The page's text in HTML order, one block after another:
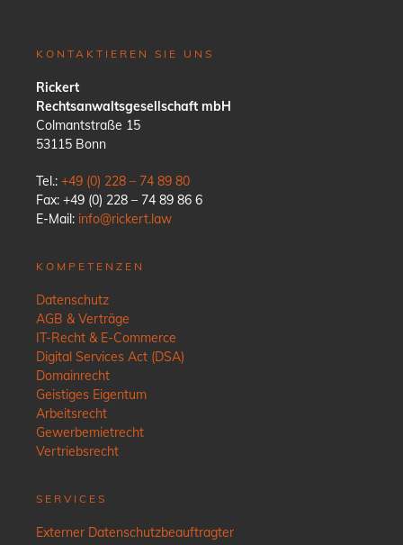
KONTAKTIEREN SIE UNS
Rickert
Rechtsanwaltsgesellschaft mbH
Colmantstraße 15
53115 Bonn
Tel.: +49 (0) 228 – 74 89 80
Fax: +49 (0) 228 – 74 89 86 6
E-Mail: info@rickert.law
KOMPETENZEN
Datenschutz
AGB & Verträge
IT-Recht & E-Commerce
Digital Services Act (DSA)
Domainrecht
Geistiges Eigentum
Arbeitsrecht
Gewerbemietrecht
Vertriebsrecht
SERVICES
Externer Datenschutzbeauftragter